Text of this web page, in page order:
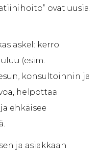
ovat uusia.
askel: kerro
(esim.
konsultoinnin ja
helpottaa
ehkäisee
ja asiakkaan